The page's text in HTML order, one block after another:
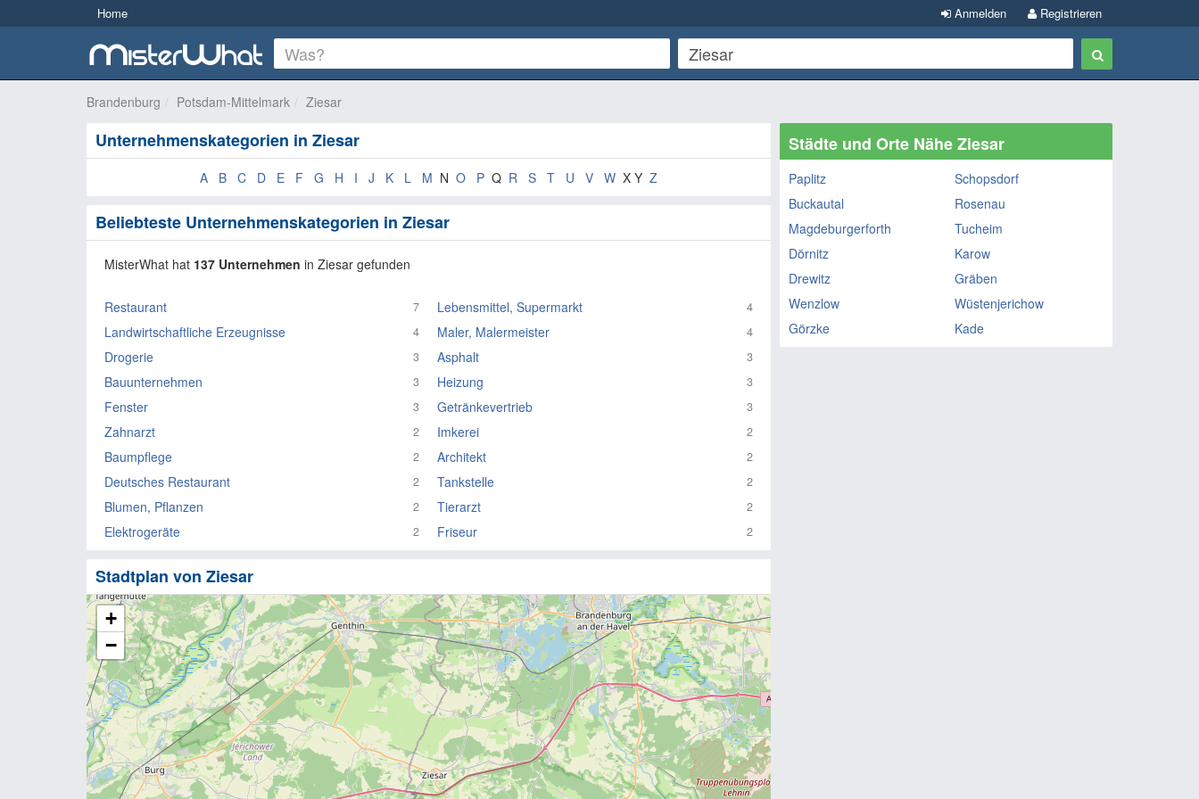
Home Registrieren
Anmelden
Brandenburg Potsdam-Mittelmark Ziesar
Unternehmenskategorien in Ziesar
A B C D E F G H I J K L M N O P Q R S T U V W X Y Z
Beliebteste Unternehmenskategorien in Ziesar
MisterWhat hat 137 Unternehmen in Ziesar gefunden
Restaurant 7 Lebensmittel, Supermarkt 4
Landwirtschaftliche Erzeugnisse 4 Maler, Malermeister 4
Drogerie 3 Asphalt 3
Bauunternehmen 3 Heizung 3
Fenster 3 Getränkevertrieb 3
Zahnarzt 2 Imkerei 2
Baumpflege 2 Architekt 2
Deutsches Restaurant 2 Tankstelle 2
Blumen, Pflanzen 2 Tierarzt 2
Elektrogeräte 2 Friseur 2
Stadtplan von Ziesar
+
−
Städte und Orte Nähe Ziesar
Paplitz
Schopsdorf
Buckautal
Rosenau
Magdeburgerforth
Tucheim
Dörnitz
Karow
Drewitz
Gräben
Wenzlow
Wüstenjerichow
Görzke
Kade